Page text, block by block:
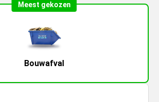
Meest gekozen
Bouwafval